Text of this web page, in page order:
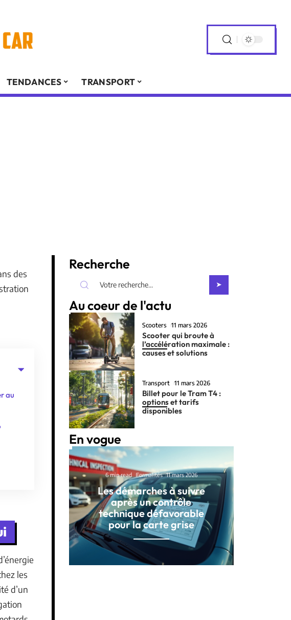
TENDANCES TRANSPORT
des
au
les
d’un
Recherche
Au coeur de l'actu
Scooters 11 mars 2026
Scooter qui broute à
l’accélération maximale :
causes et solutions
Transport 11 mars 2026
Billet pour le Tram T4 :
options et tarifs
disponibles
En vogue
6 min read Formalités 11 mars 2026
Les démarches à suivre
après un contrôle
technique défavorable
pour la carte grise